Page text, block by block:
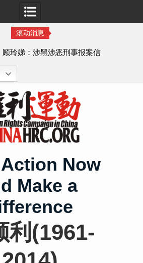
滚动消息
：涉黑涉恶刑事报案信
Now
Make a
利(1961-